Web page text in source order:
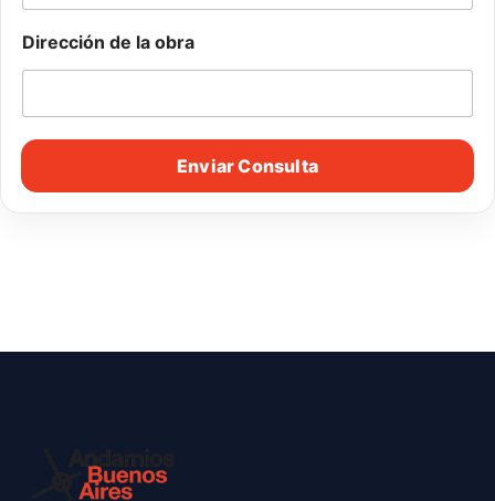
Dirección de la obra
Enviar Consulta